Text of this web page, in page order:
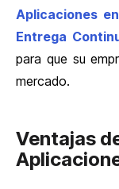
Aplicaciones
Entrega
para que su
mercado.
Ventajas